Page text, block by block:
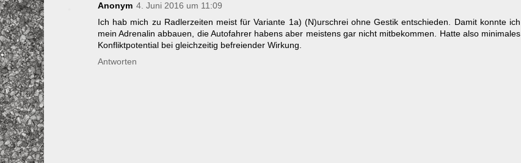
Anonym 4. Juni 2016 um 11:09
Ich hab mich zu Radlerzeiten meist für Variante 1a) (N)urschrei ohne Gestik entschieden. Damit konnte ich
mein Adrenalin abbauen, die Autofahrer habens aber meistens gar nicht mitbekommen. Hatte also minimales
Konfliktpotential bei gleichzeitig befreiender Wirkung.
Antworten